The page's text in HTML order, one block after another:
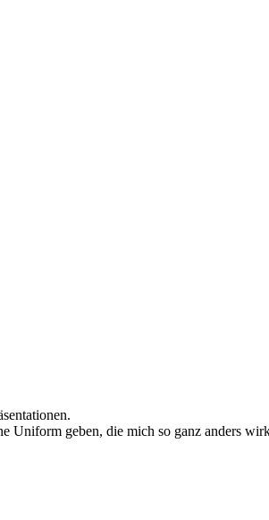
geben, die mich so ganz anders